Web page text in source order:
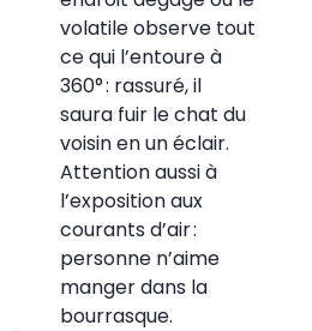
volatile observe tout
ce qui l’entoure à
360° : rassuré, il
saura fuir le chat du
voisin en un éclair.
Attention aussi à
l’exposition aux
courants d’air :
personne n’aime
manger dans la
bourrasque.